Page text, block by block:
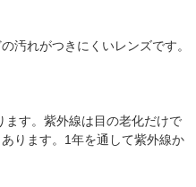
汚れがつきにくいレンズです。
ます。紫外線は目の老化だけで
ります。1年を通して紫外線か